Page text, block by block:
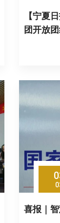
【宁夏
团开放
喜报｜